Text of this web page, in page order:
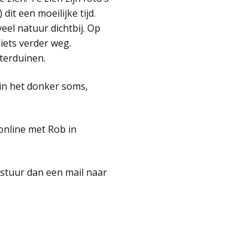
dit een moeilijke tijd.
natuur dichtbij. Op
verder weg.
het donker soms,
met Rob in
dan een mail naar